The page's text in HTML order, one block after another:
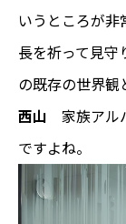
いうところが
長を祈って見守
の既存の世界観
西山 家族アル
ですよね。